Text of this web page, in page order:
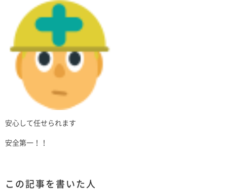
安心して任せられます
安全第一！！
この記事を書いた人